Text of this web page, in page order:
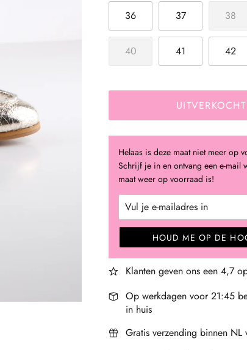
36
37 38
40 41 42
UITVERKOCHT
Helaas is deze maat niet meer op
Schrijf je in en ontvang een e-mail
maat weer op voorraad is!
HOUD ME OP DE
Klanten geven ons een 4,7
Op werkdagen voor 21:45
in huis
Gratis verzending binnen